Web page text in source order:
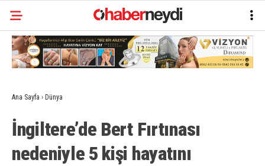
Ana Sayfa › Dünya
İngiltere’de Bert Fırtınası
nedeniyle 5 kişi hayatını